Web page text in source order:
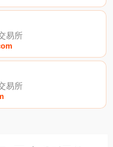
易所
易所